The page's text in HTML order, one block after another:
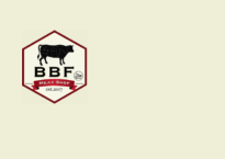
content